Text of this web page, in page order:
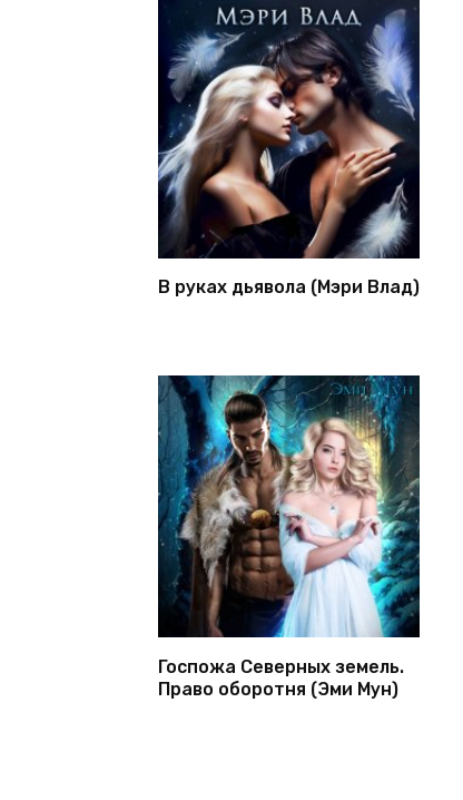
В руках дьявола (Мэри Влад)
Госпожа Северных земель.
Право оборотня (Эми Мун)